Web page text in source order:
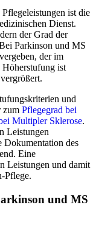
ist die
Dienst.
der Grad der
Parkinson und MS
der im
ist
und
zum Pflegegrad bei
Multipler Sklerose.
Leistungen
Dokumentation des
Eine
Leistungen und damit
Pflege.
und MS